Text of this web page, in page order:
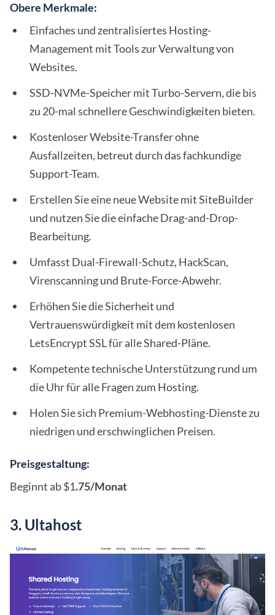
Obere Merkmale:
Einfaches und zentralisiertes Hosting-
Management mit Tools zur Verwaltung von
Websites.
SSD-NVMe-Speicher mit Turbo-Servern, die bis
zu 20-mal schnellere Geschwindigkeiten bieten.
Kostenloser Website-Transfer ohne
Ausfallzeiten, betreut durch das fachkundige
Support-Team.
Erstellen Sie eine neue Website mit SiteBuilder
und nutzen Sie die einfache Drag-and-Drop-
Bearbeitung.
Umfasst Dual-Firewall-Schutz, HackScan,
Virenscanning und Brute-Force-Abwehr.
Erhöhen Sie die Sicherheit und
Vertrauenswürdigkeit mit dem kostenlosen
LetsEncrypt SSL für alle Shared-Pläne.
Kompetente technische Unterstützung rund um
die Uhr für alle Fragen zum Hosting.
Holen Sie sich Premium-Webhosting-Dienste zu
niedrigen und erschwinglichen Preisen.
Preisgestaltung:
Beginnt ab $1.75/Monat
3. Ultahost